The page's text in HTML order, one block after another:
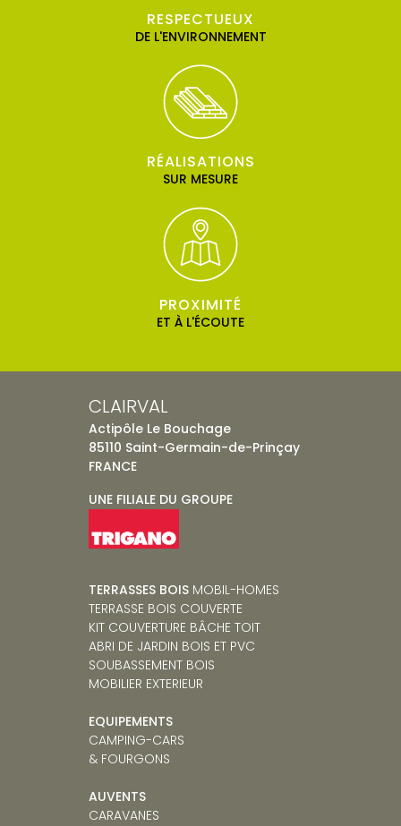
RESPECTUEUX
DE L'ENVIRONNEMENT
RÉALISATIONS
SUR MESURE
PROXIMITÉ
ET À L'ÉCOUTE
CLAIRVAL
Actipôle Le Bouchage
85110 Saint-Germain-de-Prinçay
FRANCE
UNE FILIALE DU GROUPE
TERRASSES BOIS MOBIL-HOMES
TERRASSE BOIS COUVERTE
KIT COUVERTURE BÂCHE TOIT
ABRI DE JARDIN BOIS ET PVC
SOUBASSEMENT BOIS
MOBILIER EXTERIEUR
EQUIPEMENTS
CAMPING-CARS
& FOURGONS
AUVENTS
CARAVANES